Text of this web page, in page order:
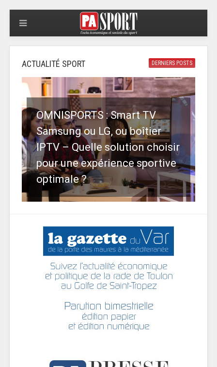
DERNIERS POSTS
ACTUALITÉ SPORT
OMNISPORTS : Smart TV
Samsung ou LG, ou boîtier
IPTV – Quelle solution choisir
pour une expérience sportive
optimale ?